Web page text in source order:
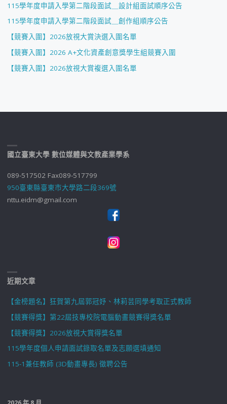
115學年度申請入學第二階段面試＿設計組面試順序公告
115學年度申請入學第二階段面試＿創作組順序公告
【競賽入圍】2026放視大賞決選入圍名單
【競賽入圍】2026 A+文化資產創意獎學生組競賽入圍
【競賽入圍】2026放視大賞複選入圍名單
國立臺東大學 數位媒體與文教產業學系
089-517502 Fax089-517799
950臺東縣臺東市大學路二段369號
nttu.eidm@gmail.com
近期文章
【金榜題名】狂賀第九屆郭冠妤、林莉芸同學考取正式教師
【競賽得獎】第22屆技專校院電腦動畫競賽得獎名單
【競賽得獎】2026放視大賞得獎名單
115學年度個人申請面試錄取名單及志願選填通知
115-1兼任教師 (3D動畫專長) 徵聘公告